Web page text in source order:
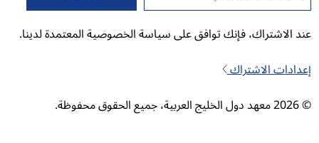
عند الاشتراك، فإنك توافق على سياسة الخصوصية المعتمدة لدينا.
إعدادات الاشتراك
© 2026 معهد دول الخليج العربية، جميع الحقوق محفوظة.